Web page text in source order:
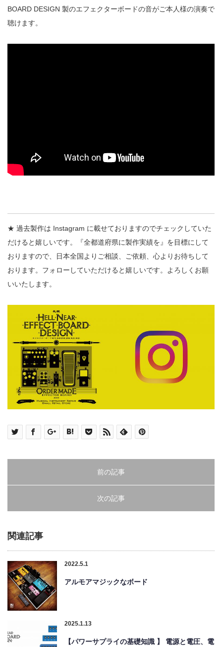
BOARD DESIGN 製のエフェクターボードの音がご本人様の演奏で
聴けます。
★ 過去製作は Instagram に載せておりますのでチェックしていた
だけると嬉しいです。『全都道府県に製作実績を』を目標にして
おりますので、日本全国よりご相談、ご依頼、心よりお待ちして
おります。フォローしていただけると嬉しいです。よろしくお願
いいたします。
前の記事
次の記事
関連記事
2022.5.1
アルモアマジックなボード
2025.1.13
【パワーサプライの基礎知識 】 電源と電圧、電